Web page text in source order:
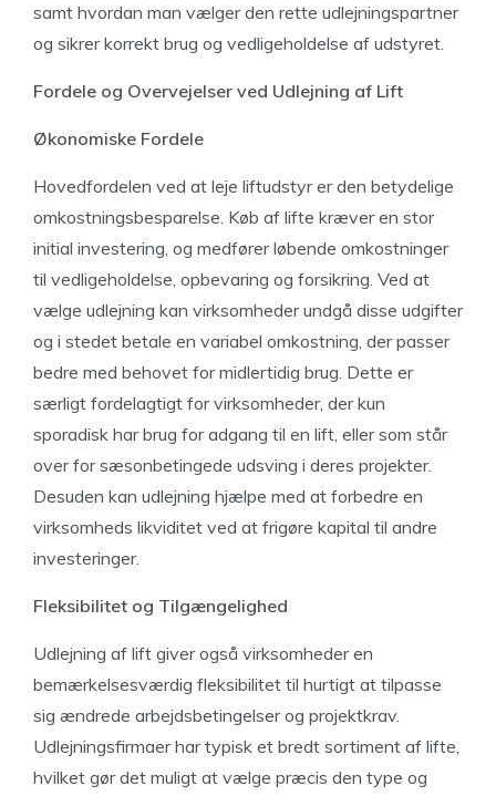
samt hvordan man vælger den rette udlejningspartner
og sikrer korrekt brug og vedligeholdelse af udstyret.
Fordele og Overvejelser ved Udlejning af Lift
Økonomiske Fordele
Hovedfordelen ved at leje liftudstyr er den betydelige
omkostningsbesparelse. Køb af lifte kræver en stor
initial investering, og medfører løbende omkostninger
til vedligeholdelse, opbevaring og forsikring. Ved at
vælge udlejning kan virksomheder undgå disse udgifter
og i stedet betale en variabel omkostning, der passer
bedre med behovet for midlertidig brug. Dette er
særligt fordelagtigt for virksomheder, der kun
sporadisk har brug for adgang til en lift, eller som står
over for sæsonbetingede udsving i deres projekter.
Desuden kan udlejning hjælpe med at forbedre en
virksomheds likviditet ved at frigøre kapital til andre
investeringer.
Fleksibilitet og Tilgængelighed
Udlejning af lift giver også virksomheder en
bemærkelsesværdig fleksibilitet til hurtigt at tilpasse
sig ændrede arbejdsbetingelser og projektkrav.
Udlejningsfirmaer har typisk et bredt sortiment af lifte,
hvilket gør det muligt at vælge præcis den type og